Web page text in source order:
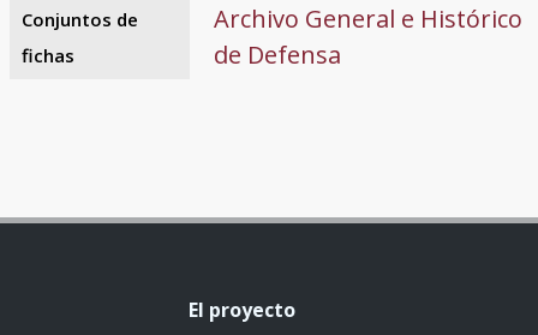
Conjuntos de
fichas
Archivo General e Histórico
de Defensa
El proyecto